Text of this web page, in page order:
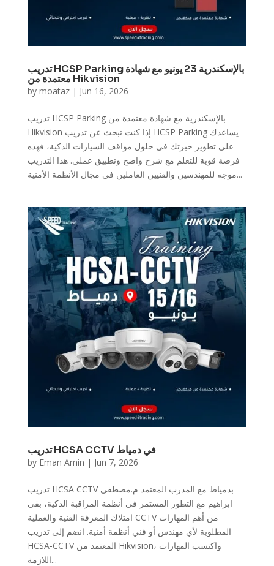
تدريب HCSP Parking بالإسكندرية 23 يونيو مع شهادة
معتمدة من Hikvision
by moataz| Jun 16, 2026
تدريب HCSP Parking بالإسكندرية مع شهادة معتمدة من
Hikvision إذا كنت تبحث عن تدريب HCSP Parking يساعدك
على تطوير خبرتك في حلول مواقف السيارات الذكية، فهذه
فرصة قوية للتعلم مع شرح واضح وتطبيق عملي. هذا التدريب
موجه للمهندسين والفنيين العاملين في مجال الأنظمة الأمنية...
تدريب HCSA CCTV في دمياط
by Eman Amin | Jun 7, 2026
تدريب HCSA CCTV بدمياط مع المدرب المعتمد م.مصطفى
ابراهيم مع التطور المستمر في أنظمة المراقبة الذكية، بقى
امتلاك المعرفة الفنية والعملية CCTV من أهم المهارات
المطلوبة لأي مهندس أو فني أنظمة أمنية. انضم إلى تدريب
HCSA-CCTV المعتمد من Hikvision، واكتسب المهارات
اللازمة...